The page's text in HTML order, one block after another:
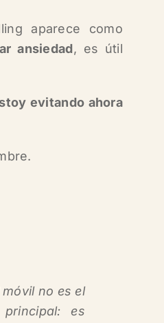
aparece como
ansiedad, es útil
evitando ahora
no es el
principal: es